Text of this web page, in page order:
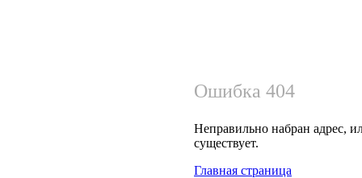
Ошибка 404
Неправильно набран адрес,
существует.
Главная страница